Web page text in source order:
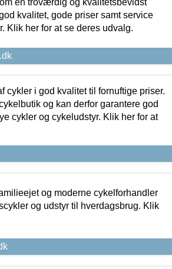
kvalitet, gode priser samt service
Klik her for at se deres udvalg.
cykler i god kvalitet til fornuftige priser.
og kan derfor garantere god
cykler og cykeludstyr. Klik her for at
og moderne cykelforhandler
og udstyr til hverdagsbrug. Klik